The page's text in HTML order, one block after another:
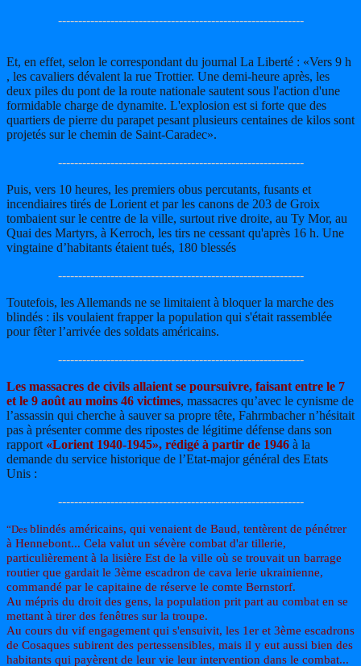
-------------------------------------------------------------
Et, en effet, selon le correspondant du journal La Liberté : «Vers 9 h
, les cavaliers dévalent la rue Trottier. Une demi-heure après, les
deux piles du pont de la route nationale sautent sous l'action d'une
formidable charge de dynamite. L'explosion est si forte que des
quartiers de pierre du parapet pesant plusieurs centaines de kilos sont
projetés sur le chemin de Saint-Caradec».
-------------------------------------------------------------
Puis, vers 10 heures, les premiers obus percutants, fusants et
incendiaires tirés de Lorient et par les canons de 203 de Groix
tombaient sur le centre de la ville, surtout rive droite, au Ty Mor, au
Quai des Martyrs, à Kerroch, les tirs ne cessant qu'après 16 h. Une
vingtaine d’habitants étaient tués, 180 blessés
-------------------------------------------------------------
Toutefois, les Allemands ne se limitaient à bloquer la marche des
blindés : ils voulaient frapper la population qui s'était rassemblée
pour fêter l’arrivée des soldats américains.
-------------------------------------------------------------
Les massacres de civils allaient se poursuivre, faisant entre le 7
et le 9 août au moins 46 victimes, massacres qu’avec le cynisme de
l’assassin qui cherche à sauver sa propre tête, Fahrmbacher n’hésitait
pas à présenter comme des ripostes de légitime défense dans son
rapport «Lorient 1940-1945», rédigé à partir de 1946 à la
demande du service historique de l’Etat-major général des Etats
Unis :
-------------------------------------------------------------
“Des blindés américains, qui venaient de Baud, tentèrent de pénétrer
à Hennebont... Cela valut un sévère combat d'ar tillerie,
particulièrement à la lisière Est de la ville où se trouvait un barrage
routier que gardait le 3ème escadron de cava lerie ukrainienne,
commandé par le capitaine de réserve le comte Bernstorf.
Au mépris du droit des gens, la population prit part au combat en se
mettant à tirer des fenêtres sur la troupe.
Au cours du vif engagement qui s'ensuivit, les 1er et 3ème escadrons
de Cosaques subirent des pertessensibles, mais il y eut aussi bien des
habitants qui payèrent de leur vie leur intervention dans le combat...